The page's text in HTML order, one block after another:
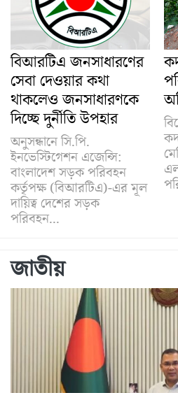
বিআরটিএ জনসাধারণের
সেবা দেওয়ার কথা
থাকলেও জনসাধারণকে
দিচ্ছে দুর্নীতি উপহার
অনুসন্ধানে সি.পি.
ইনভেস্টিগেশন এজেন্সি:
বাংলাদেশ সড়ক পরিবহন
কর্তৃপক্ষ (বিআরটিএ)-এর মূল
দায়িত্ব দেশের সড়ক
পরিবহন...
জাতীয়